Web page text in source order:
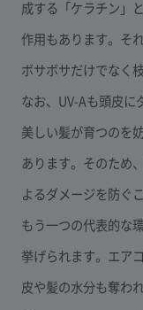
成する「ケラチン」
作用もあります。そ
ボサボサだけでなく
なお、UV-Aも頭皮に
美しい髪が育つのを
あります。そのため
よるダメージを防ぐ
もう一つの代表的な
挙げられます。エア
皮や髪の水分も奪わ